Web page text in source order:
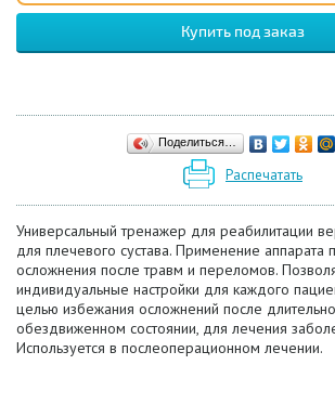
Поделиться…
Распечатать
Универсальный тренажер для реабилитации
для плечевого сустава. Применение аппарата
осложнения после травм и переломов.
индивидуальные настройки для каждого
целью избежания осложнений после
обездвиженном состоянии, для лечения
Используется в послеоперационном лечении.